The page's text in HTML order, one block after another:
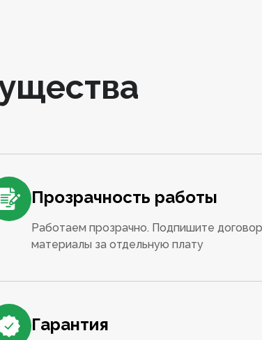
Прозрачность работы
Работаем прозрачно. Подпишите
материалы за отдельную плату
Гарантия